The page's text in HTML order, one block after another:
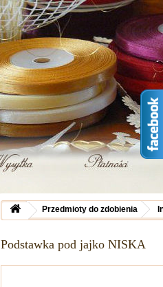
Przedmioty do zdobienia
Podstawka pod jajko NISKA